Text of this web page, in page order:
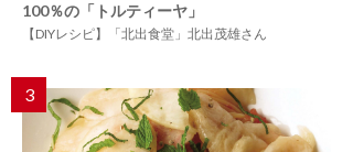
100％の「トルティーヤ」
【DIYレシピ】「北出食堂」北出茂雄さん
3